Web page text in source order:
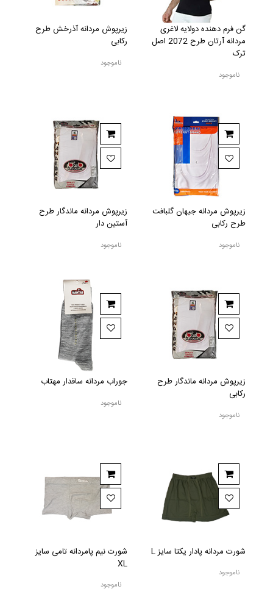
گن فرم دهنده دولایه لاغری
مردانه آرتان طرح 2072 اصل
ترک
ناموجود
زیرپوش مردانه آذرخش طرح
رکابی
ناموجود
زیرپوش مردانه جیهان گلبافت
طرح رکابی
ناموجود
زیرپوش مردانه ماندگار طرح
آستین دار
ناموجود
زیرپوش مردانه ماندگار طرح
رکابی
ناموجود
جوراب مردانه ساقدار مهتاب
ناموجود
شورت مردانه پادار یکتا سایز L
ناموجود
شورت نیم پامردانه تامی سایز
XL
ناموجود